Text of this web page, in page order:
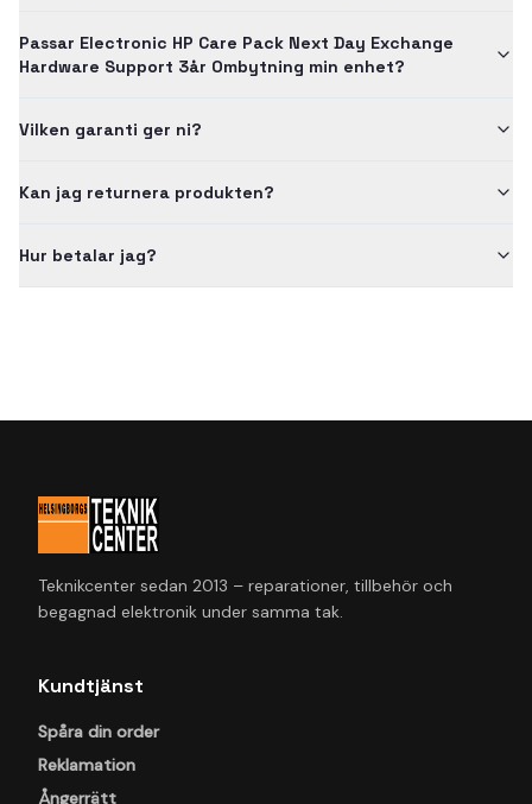
Passar Electronic HP Care Pack Next Day Exchange
Hardware Support 3år Ombytning min enhet?
Vilken garanti ger ni?
Kan jag returnera produkten?
Hur betalar jag?
Teknikcenter sedan 2013 – reparationer, tillbehör och
begagnad elektronik under samma tak.
Kundtjänst
Spåra din order
Reklamation
Ångerrätt